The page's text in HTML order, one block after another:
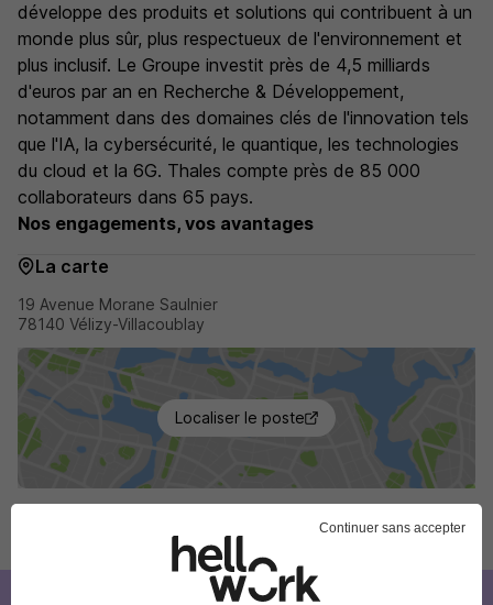
développe des produits et solutions qui contribuent à un
monde plus sûr, plus respectueux de l'environnement et
plus inclusif. Le Groupe investit près de 4,5 milliards
d'euros par an en Recherche & Développement,
notamment dans des domaines clés de l'innovation tels
que l'IA, la cybersécurité, le quantique, les technologies
du cloud et la 6G. Thales compte près de 85 000
collaborateurs dans 65 pays.
Nos engagements, vos avantages
La carte
19 Avenue Morane Saulnier
78140 Vélizy-Villacoublay
Localiser le poste
Publiée le 20/07/2026 - Réf : R0326658 Continuer sans accepter